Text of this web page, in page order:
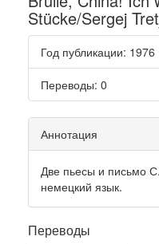
Stücke/Sergej
Год публикации: 1976
Переводы: 0
Аннотация
Две пьесы и письмо
немецкий язык.
Переводы